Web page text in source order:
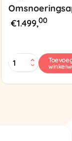
€1.499,00
Zapak
ZP97
aantal